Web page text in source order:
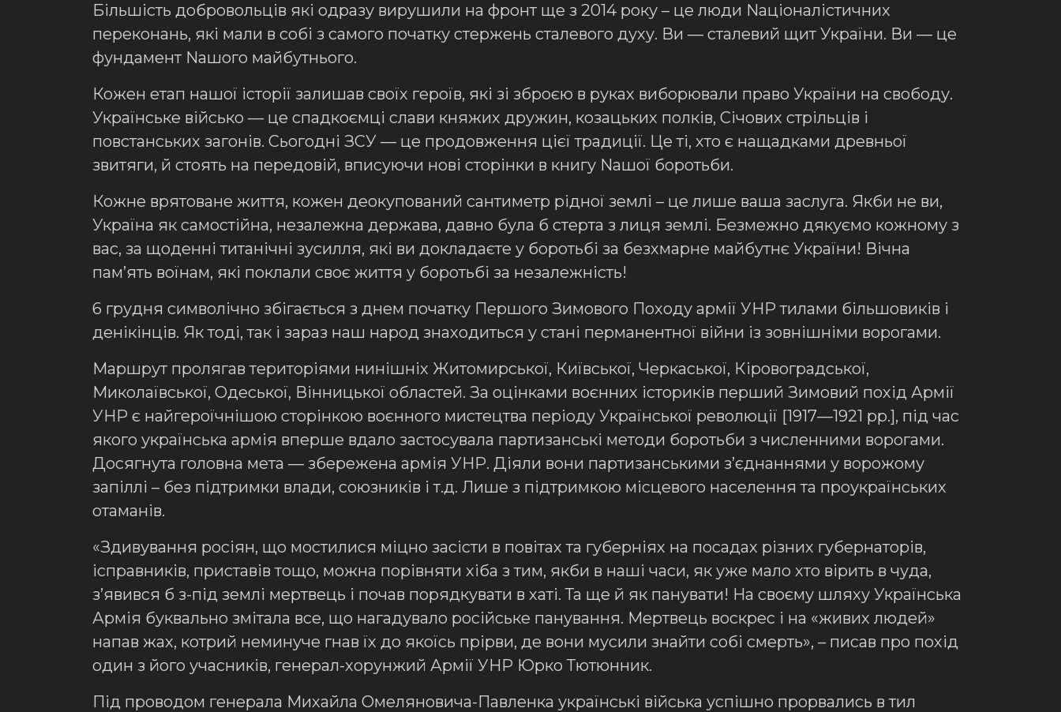
Більшість добровольців які одразу вирушили на фронт ще з 2014 року – це люди Nаціоналістичних
переконань, які мали в собі з самого початку стержень сталевого духу. Ви — сталевий щит України. Ви — це
фундамент Nашого майбутнього.
Кожен етап нашої історії залишав своїх героїв, які зі зброєю в руках виборювали право України на свободу.
Українське військо — це спадкоємці слави княжих дружин, козацьких полків, Січових стрільців і
повстанських загонів. Сьогодні ЗСУ — це продовження цієї традиції. Це ті, хто є нащадками древньої
звитяги, й стоять на передовій, вписуючи нові сторінки в книгу Nашої боротьби.
Кожне врятоване життя, кожен деокупований сантиметр рідної землі – це лише ваша заслуга. Якби не ви,
Україна як самостійна, незалежна держава, давно була б стерта з лиця землі. Безмежно дякуємо кожному з
вас, за щоденні титанічні зусилля, які ви докладаєте у боротьбі за безхмарне майбутнє України! Вічна
пам’ять воїнам, які поклали своє життя у боротьбі за незалежність!
6 грудня символічно збігається з днем початку Першого Зимового Походу армії УНР тилами більшовиків і
денікінців. Як тоді, так і зараз наш народ знаходиться у стані перманентної війни із зовнішніми ворогами.
Маршрут пролягав територіями нинішніх Житомирської, Київської, Черкаської, Кіровоградської,
Миколаївської, Одеської, Вінницької областей. За оцінками воєнних істориків перший Зимовий похід Армії
УНР є найгероїчнішою сторінкою воєнного мистецтва періоду Української революції [1917—1921 рр.], під час
якого українська армія вперше вдало застосувала партизанські методи боротьби з численними ворогами.
Досягнута головна мета — збережена армія УНР. Діяли вони партизанськими зʼєднаннями у ворожому
запіллі – без підтримки влади, союзників і т.д. Лише з підтримкою місцевого населення та проукраїнських
отаманів.
«Здивування росіян, що мостилися міцно засісти в повітах та губерніях на посадах різних губернаторів,
ісправників, приставів тощо, можна порівняти хіба з тим, якби в наші часи, як уже мало хто вірить в чуда,
з’явився б з-під землі мертвець і почав порядкувати в хаті. Та ще й як панувати! На своєму шляху Українська
Армія буквально змітала все, що нагадувало російське панування. Мертвець воскрес і на «живих людей»
напав жах, котрий неминуче гнав їх до якоїсь прірви, де вони мусили знайти собі смерть», – писав про похід
один з його учасників, генерал-хорунжий Армії УНР Юрко Тютюнник.
Під проводом генерала Михайла Омеляновича-Павленка українські війська успішно прорвались в тил